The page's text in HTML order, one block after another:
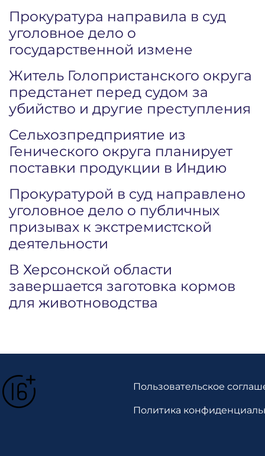
Прокуратура направила в суд
уголовное дело о
государственной измене
Житель Голопристанского округа
предстанет перед судом за
убийство и другие преступления
Сельхозпредприятие из
Генического округа планирует
поставки продукции в Индию
Прокуратурой в суд направлено
уголовное дело о публичных
призывах к экстремистской
деятельности
В Херсонской области
завершается заготовка кормов
для животноводства
Пользовательское
Политика